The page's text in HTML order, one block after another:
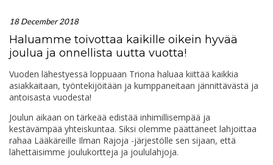
18 December 2018
Haluamme toivottaa kaikille oikein hyvää
joulua ja onnellista uutta vuotta!
Vuoden lähestyessä loppuaan Triona haluaa kiittää kaikkia
asiakkaitaan, työntekijöitään ja kumppaneitaan jännittävästä ja
antoisasta vuodesta!
Joulun aikaan on tärkeää edistää inhimillisempää ja
kestävämpää yhteiskuntaa. Siksi olemme päättäneet lahjoittaa
rahaa Lääkäreille Ilman Rajoja -järjestölle sen sijaan, että
lähettäisimme joulukortteja ja joululahjoja.